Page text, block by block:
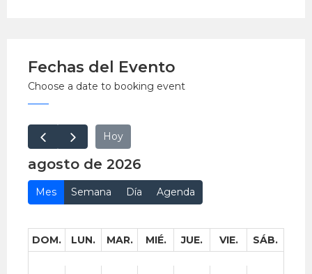
Hora: 6:30 p.m.
Lugar: Auditorio Hugo Lumbreras del Centro
EntradaLibre.
Fechas del Evento
Choose a date to booking event
Hoy
agosto de 2026
Mes Semana Día Agenda
DOM. LUN. MAR. MIÉ. JUE. VIE. SÁB.